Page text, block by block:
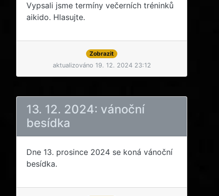
Vypsali jsme termíny večerních tréninků
aikido. Hlasujte.
Zobrazit
aktualizováno 19. 12. 2024 23:12
13. 12. 2024: vánoční
besídka
Dne 13. prosince 2024 se koná vánoční
besídka.